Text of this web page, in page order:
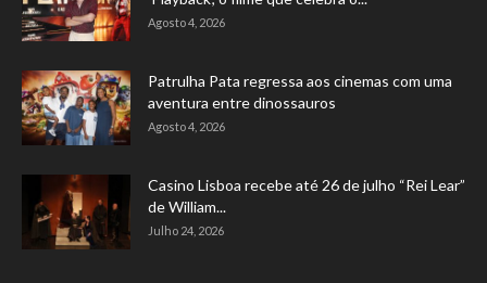
Agosto 4, 2026
Patrulha Pata regressa aos cinemas com uma
aventura entre dinossauros
Agosto 4, 2026
Casino Lisboa recebe até 26 de julho “Rei Lear”
de William...
Julho 24, 2026